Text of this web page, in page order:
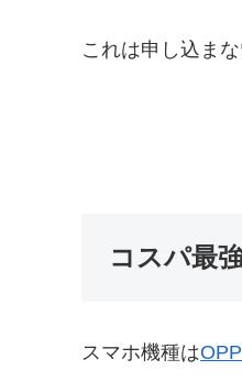
これは申し込ま
コスパ最
スマホ機種は